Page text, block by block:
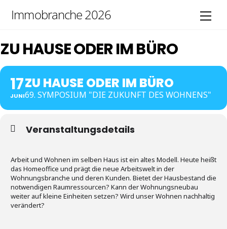
Immobranche 2026
ZU HAUSE ODER IM BÜRO
17
JUNI
ZU HAUSE ODER IM BÜRO
69. SYMPOSIUM "DIE ZUKUNFT DES WOHNENS"
Veranstaltungsdetails
Arbeit und Wohnen im selben Haus ist ein altes Modell. Heute heißt
das Homeoffice und prägt die neue Arbeitswelt in der
Wohnungsbranche und deren Kunden. Bietet der Hausbestand die
notwendigen Raumressourcen? Kann der Wohnungsneubau
weiter auf kleine Einheiten setzen? Wird unser Wohnen nachhaltig
verändert?